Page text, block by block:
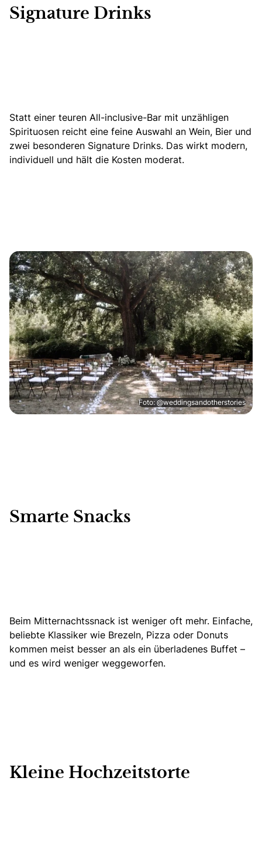
Signature Drinks
Statt einer teuren All-inclusive-Bar mit unzähligen
Spirituosen reicht eine feine Auswahl an Wein, Bier und
zwei besonderen Signature Drinks. Das wirkt modern,
individuell und hält die Kosten moderat.
Foto: @weddingsandotherstories
Smarte Snacks
Beim Mitternachtssnack ist weniger oft mehr. Einfache,
beliebte Klassiker wie Brezeln, Pizza oder Donuts
kommen meist besser an als ein überladenes Buffet –
und es wird weniger weggeworfen.
Kleine Hochzeitstorte